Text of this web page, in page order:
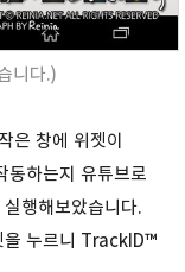
니다.)
은 창에 위젯이
동하는지 유튜브로
행해보았습니다.
을 누르니 TrackID™